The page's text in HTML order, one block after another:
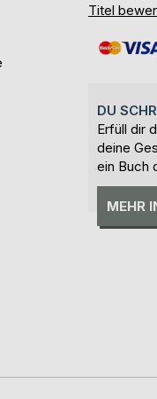
Titel
DU
Erfüll dir
deine
ein Buch
MEHR